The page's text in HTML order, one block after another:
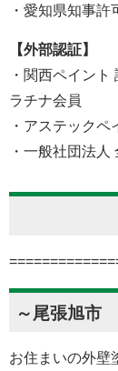
・愛知県知事
【外部認証】
・関西ペイン
ラチナ会員
・アステック
・一般社団法
～尾張旭市
お住まいの外壁